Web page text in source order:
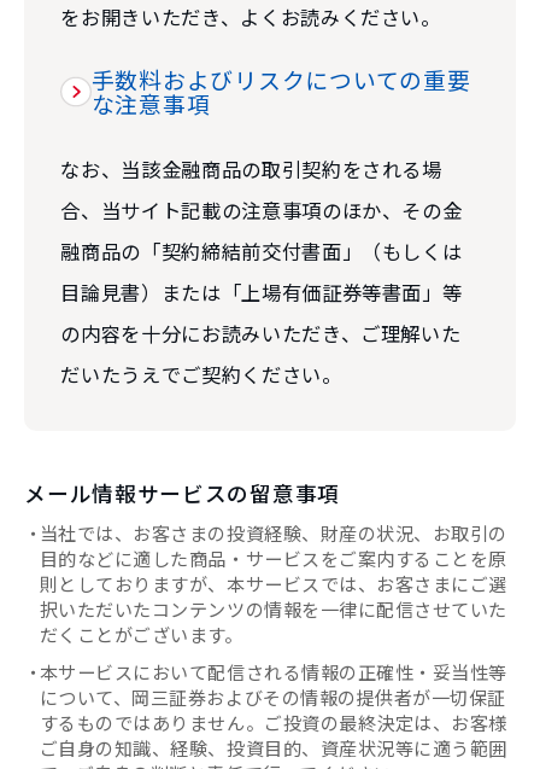
をお開きいただき、よくお読みください。
手数料およびリスクについての重要
な注意事項
なお、当該金融商品の取引契約をされる場
合、当サイト記載の注意事項のほか、その金
融商品の「契約締結前交付書面」（もしくは
目論見書）または「上場有価証券等書面」等
の内容を十分にお読みいただき、ご理解いた
だいたうえでご契約ください。
メール情報サービスの留意事項
当社では、お客さまの投資経験、財産の状況、お取引の
目的などに適した商品・サービスをご案内することを原
則としておりますが、本サービスでは、お客さまにご選
択いただいたコンテンツの情報を一律に配信させていた
だくことがございます。
本サービスにおいて配信される情報の正確性・妥当性等
について、岡三証券およびその情報の提供者が一切保証
するものではありません。ご投資の最終決定は、お客様
ご自身の知識、経験、投資目的、資産状況等に適う範囲